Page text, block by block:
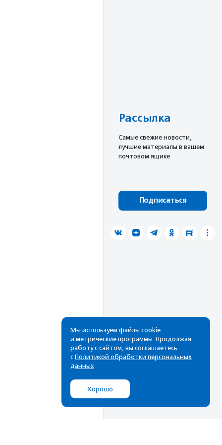
Рассылка
Cамые свежие новости,
лучшие материалы в вашем
почтовом ящике
Подписаться
Мы используем файлы cookie
и метрические программы. Продолжая
работу с сайтом, вы соглашаетесь
с Политикой обработки персональных
данных
Хорошо